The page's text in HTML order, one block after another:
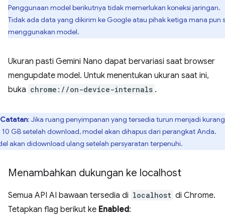
Penggunaan model berikutnya tidak memerlukan koneksi jaringan.
Tidak ada data yang dikirim ke Google atau pihak ketiga mana pun
menggunakan model.
Ukuran pasti Gemini Nano dapat bervariasi saat browser
mengupdate model. Untuk menentukan ukuran saat ini,
buka chrome://on-device-internals .
Catatan: Jika ruang penyimpanan yang tersedia turun menjadi kurang
10 GB setelah download, model akan dihapus dari perangkat Anda.
akan didownload ulang setelah persyaratan terpenuhi.
Menambahkan dukungan ke localhost
Semua API AI bawaan tersedia di localhost di Chrome.
Tetapkan flag berikut ke Enabled: